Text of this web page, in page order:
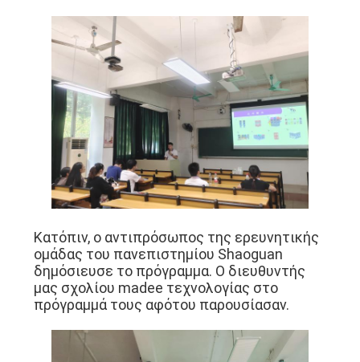
Κατόπιν, ο αντιπρόσωπος της ερευνητικής
ομάδας του πανεπιστημίου Shaoguan
δημόσιευσε το πρόγραμμα. Ο διευθυντής
μας σχολίου madee τεχνολογίας στο
πρόγραμμά τους αφότου παρουσίασαν.